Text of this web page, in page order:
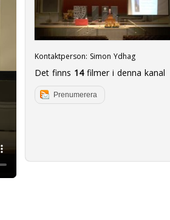
Kontaktperson: Simon Ydhag
Det finns 14filmer i denna kanal
Prenumerera